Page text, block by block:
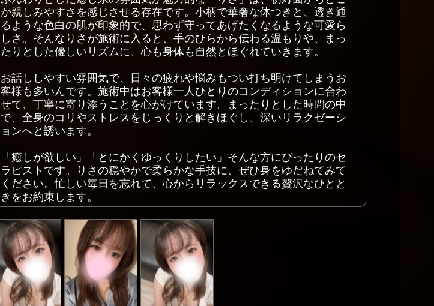
か親しみやすさを感じさせる存在です。小柄で華奢な体つきと、透き通
るような色白の肌が印象的で、思わず守ってあげたくなるような可愛ら
しさ。そんなりさが施術に入ると、手のひらから伝わる温もりや、まっ
たりとした優しいリズムに、心も身体も自然とほぐれていきます。
お話ししやすい雰囲気で、日々の疲れや悩みもつい打ち明けてしまうお
客様も多いんです。施術中はお客様一人ひとりのコンディションに合わ
せて、丁寧に寄り添うことを心がけています。まったりとした時間の中
で、全身のコリやストレスをじっくりと解きほぐし、深いリラクゼーシ
ョンへと誘います。
「癒しが欲しい」「とにかくゆっくりしたい」そんな方にぴったりのセ
ラピストです。りさの穏やかで柔らかな手技に、ぜひ身をゆだねてみて
ください。忙しい毎日を忘れて、心からリラックスできる贅沢なひとと
きをお約束します。